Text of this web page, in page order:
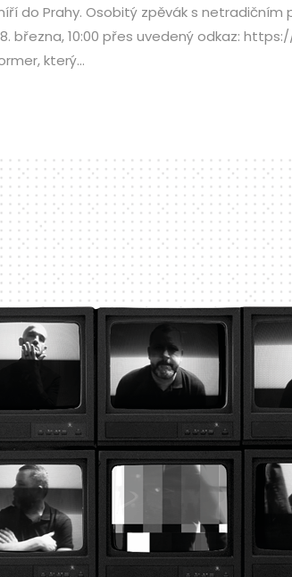
do Prahy. Osobitý zpěvák s
března, 10:00 přes uvedený odkaz:
který...